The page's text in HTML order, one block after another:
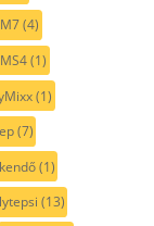
(4)
(1)
(1)
(7)
(1)
(13)